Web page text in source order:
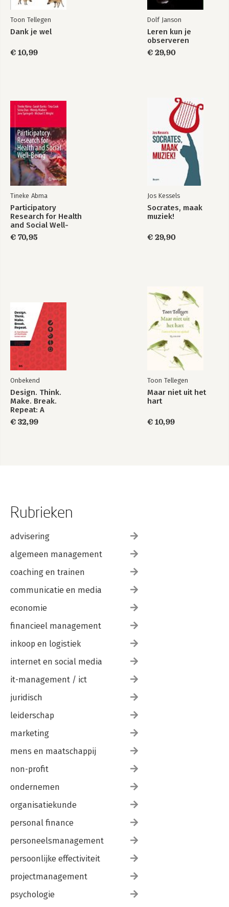
De genezing van
de krekel
Bekijk alle boeken
Toon Tellegen
Dank je wel
€ 10,99
Dolf Janson
Leren kun je
observeren
€ 29,90
Tineke Abma
Participatory
Research for Health
and Social Well-
Being
€ 70,95
Jos Kessels
Socrates, maak
muziek!
€ 29,90
Onbekend
Design. Think.
Make. Break.
Repeat: A
Handbook of
Methods (R
€ 32,99
Toon Tellegen
Maar niet uit het
hart
€ 10,99
Rubrieken
advisering
algemeen management
coaching en trainen
communicatie en media
economie
financieel management
inkoop en logistiek
internet en social media
it-management / ict
juridisch
leiderschap
marketing
mens en maatschappij
non-profit
ondernemen
organisatiekunde
personal finance
personeelsmanagement
persoonlijke effectiviteit
projectmanagement
psychologie